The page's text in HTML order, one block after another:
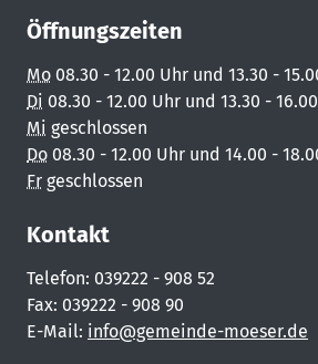
Öffnungszeiten
Mo 08.30 - 12.00 Uhr und 13.30 -
Di 08.30 - 12.00 Uhr und 13.30 -
Mi geschlossen
Do 08.30 - 12.00 Uhr und 14.00 -
Fr geschlossen
Kontakt
Telefon: 039222 - 908 52
Fax: 039222 - 908 90
E-Mail: info@gemeinde-moeser.de